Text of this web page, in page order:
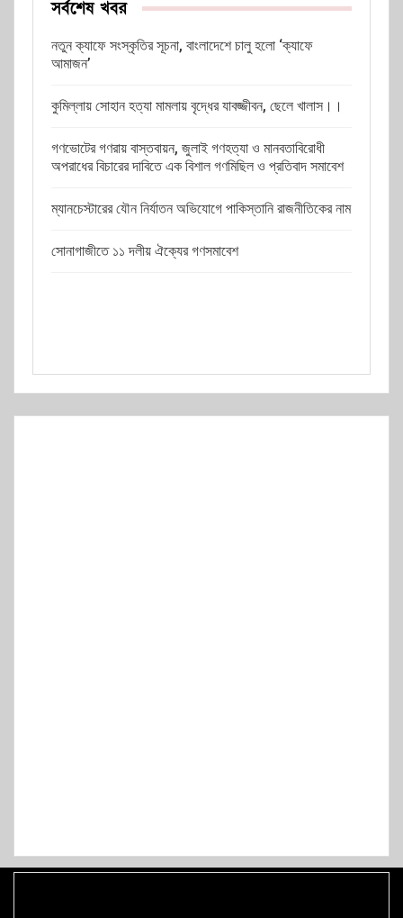
সর্বশেষ খবর
নতুন ক্যাফে সংস্কৃতির সূচনা, বাংলাদেশে চালু হলো ‘ক্যাফে
আমাজন’
কুমিল্লায় সোহান হত্যা মামলায় বৃদ্ধের যাবজ্জীবন, ছেলে খালাস।।
গণভোটের গণরায় বাস্তবায়ন, জুলাই গণহত্যা ও মানবতাবিরোধী
অপরাধের বিচারের দাবিতে এক বিশাল গণমিছিল ও প্রতিবাদ সমাবেশ
ম্যানচেস্টারের যৌন নির্যাতন অভিযোগে পাকিস্তানি রাজনীতিকের নাম
সোনাগাজীতে ১১ দলীয় ঐক্যের গণসমাবেশ